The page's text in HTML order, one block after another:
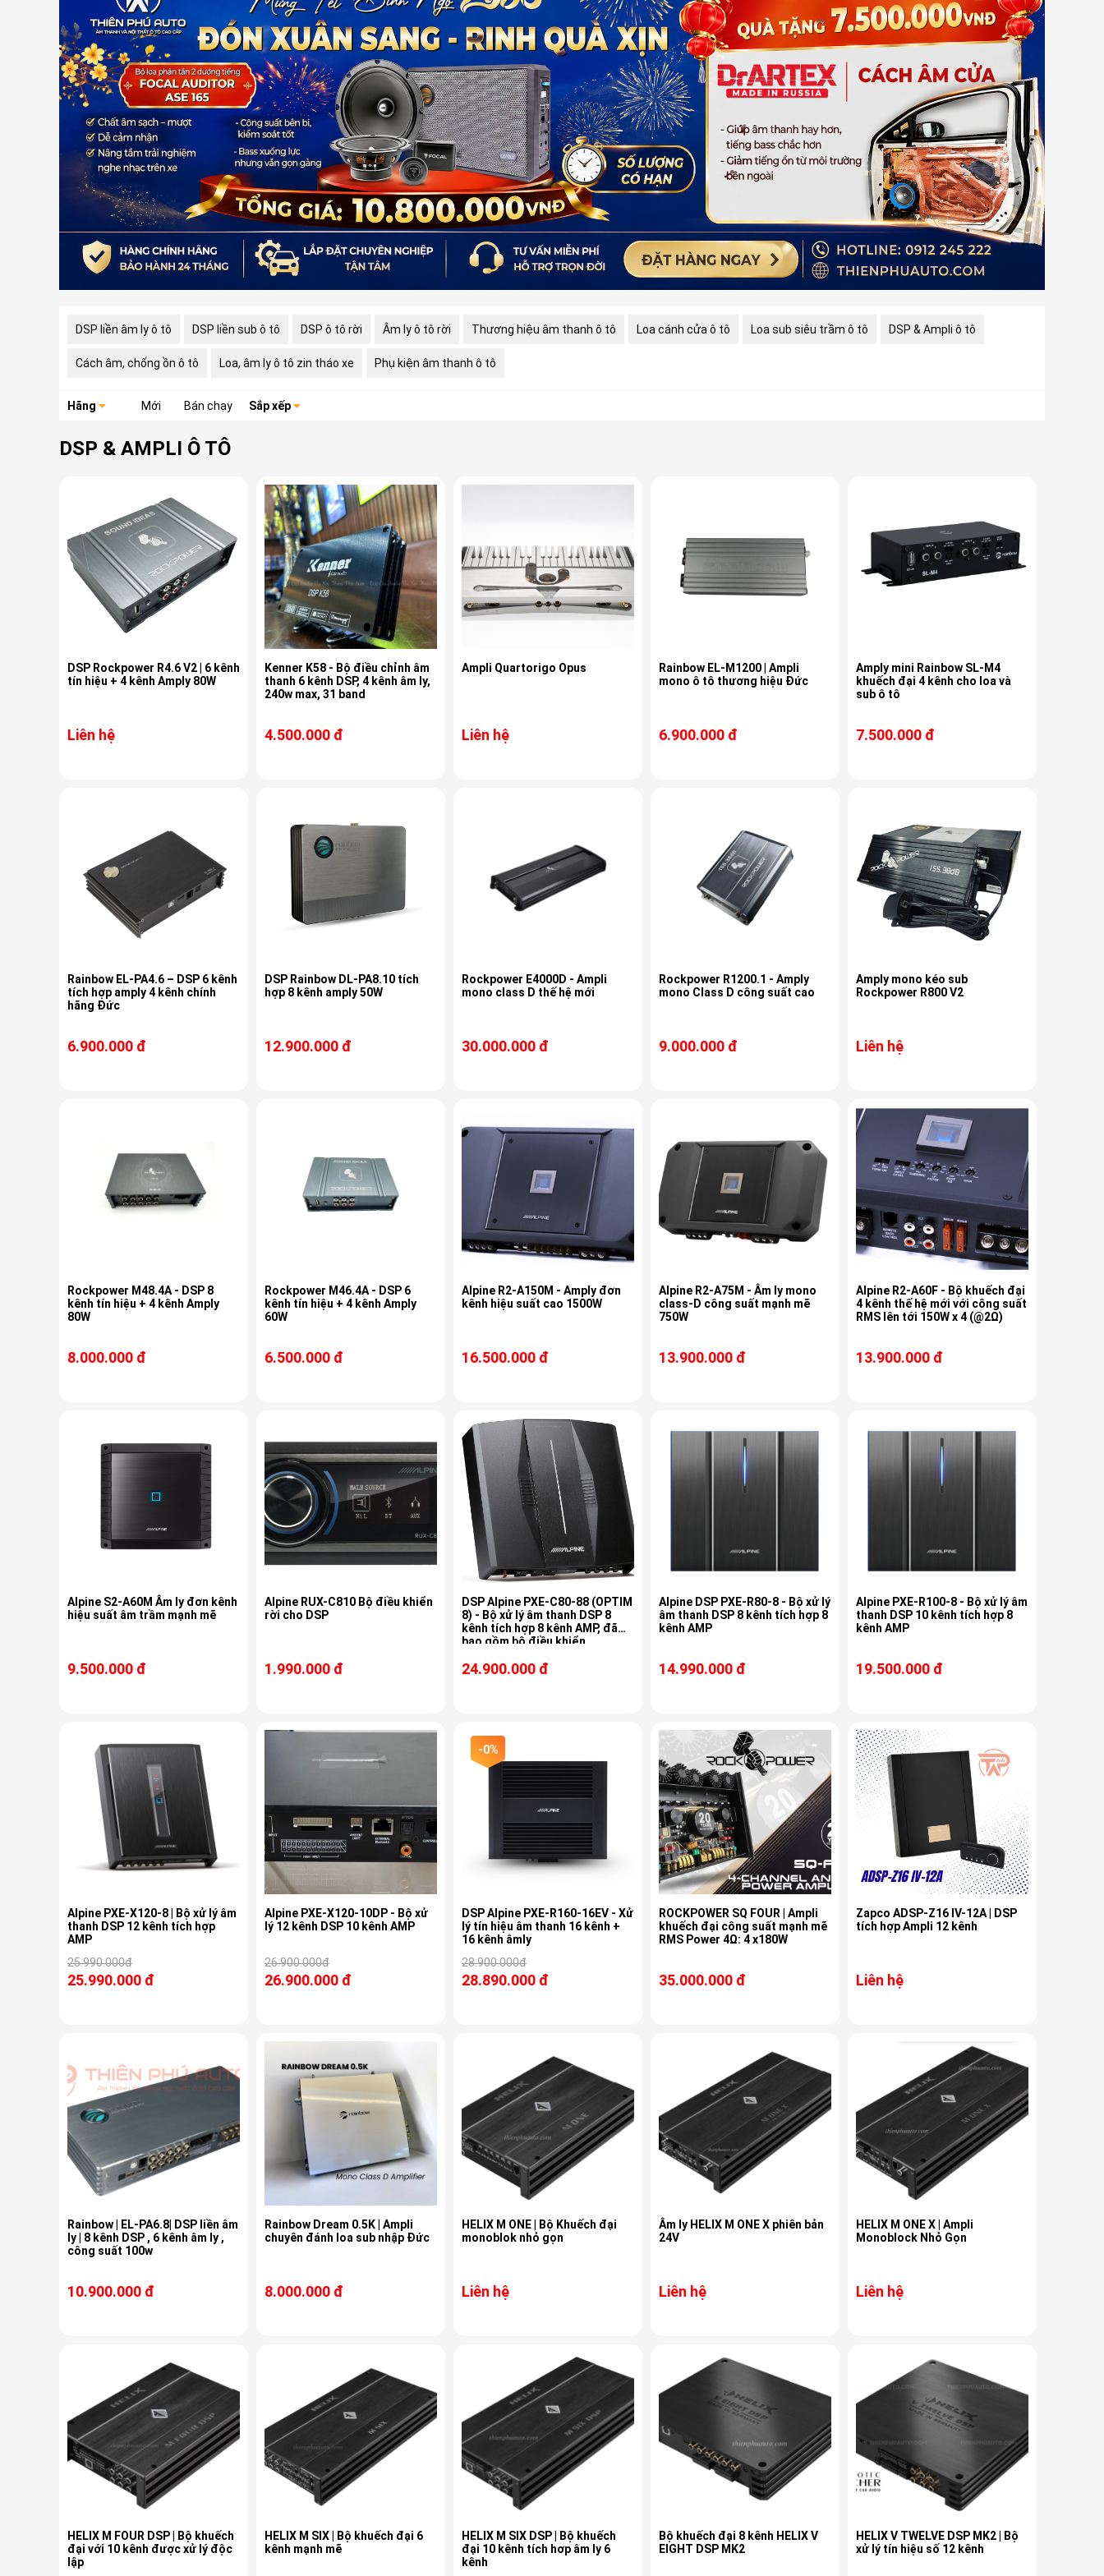
DSP liền âm ly ô tô DSP liền sub ô tô DSP ô tô rời Âm ly ô tô rời Thương hiệu âm thanh ô tô Loa cánh cửa ô tô Loa sub siêu trầm ô tô DSP & Ampli ô tô
Cách âm, chống ồn ô tô Loa, âm ly ô tô zin tháo xe Phụ kiện âm thanh ô tô
Hãng Mới Bán chạy Sắp xếp
DSP & AMPLI Ô TÔ
DSP Rockpower R4.6 V2 | 6 kênh
tín hiệu + 4 kênh Amply 80W
Liên hệ
Kenner K58 - Bộ điều chỉnh âm
thanh 6 kênh DSP, 4 kênh âm ly,
240w max, 31 band
4.500.000 đ
Ampli Quartorigo Opus
Liên hệ
Rainbow EL-M1200 | Ampli
mono ô tô thương hiệu Đức
6.900.000 đ
Amply mini Rainbow SL-M4
khuếch đại 4 kênh cho loa và
sub ô tô
7.500.000 đ
Rainbow EL-PA4.6 – DSP 6 kênh
tích hợp amply 4 kênh chính
hãng Đức
6.900.000 đ
DSP Rainbow DL-PA8.10 tích
hợp 8 kênh amply 50W
12.900.000 đ
Rockpower E4000D - Ampli
mono class D thế hệ mới
30.000.000 đ
Rockpower R1200.1 - Amply
mono Class D công suất cao
9.000.000 đ
Amply mono kéo sub
Rockpower R800 V2
Liên hệ
Rockpower M48.4A - DSP 8
kênh tín hiệu + 4 kênh Amply
80W
8.000.000 đ
Rockpower M46.4A - DSP 6
kênh tín hiệu + 4 kênh Amply
60W
6.500.000 đ
Alpine R2-A150M - Amply đơn
kênh hiệu suất cao 1500W
16.500.000 đ
Alpine R2-A75M - Âm ly mono
class-D công suất mạnh mẽ
750W
13.900.000 đ
Alpine R2-A60F - Bộ khuếch đại
4 kênh thế hệ mới với công suất
RMS lên tới 150W x 4 (@2Ω)
13.900.000 đ
Alpine S2-A60M Âm ly đơn kênh
hiệu suất âm trầm mạnh mẽ
9.500.000 đ
Alpine RUX-C810 Bộ điều khiển
rời cho DSP
1.990.000 đ
DSP Alpine PXE-C80-88 (OPTIM
8) - Bộ xử lý âm thanh DSP 8
kênh tích hợp 8 kênh AMP, đã
bao gồm bộ điều khiển
24.900.000 đ
Alpine DSP PXE-R80-8 - Bộ xử lý
âm thanh DSP 8 kênh tích hợp 8
kênh AMP
14.990.000 đ
Alpine PXE-R100-8 - Bộ xử lý âm
thanh DSP 10 kênh tích hợp 8
kênh AMP
19.500.000 đ
Alpine PXE-X120-8 | Bộ xử lý âm
thanh DSP 12 kênh tích hợp
AMP
25.990.000đ
25.990.000 đ
Alpine PXE-X120-10DP - Bộ xử
lý 12 kênh DSP 10 kênh AMP
26.900.000đ
26.900.000 đ
-0%
DSP Alpine PXE-R160-16EV - Xử
lý tín hiệu âm thanh 16 kênh +
16 kênh âmly
28.900.000đ
28.890.000 đ
ROCKPOWER SQ FOUR | Ampli
khuếch đại công suất mạnh mẽ
RMS Power 4Ω: 4 x180W
35.000.000 đ
Zapco ADSP-Z16 IV-12A | DSP
tích hợp Ampli 12 kênh
Liên hệ
Rainbow | EL-PA6.8| DSP liền âm
ly | 8 kênh DSP , 6 kênh âm ly ,
công suất 100w
10.900.000 đ
Rainbow Dream 0.5K | Ampli
chuyên đánh loa sub nhập Đức
8.000.000 đ
HELIX M ONE | Bộ Khuếch đại
monoblok nhỏ gọn
Liên hệ
Âm ly HELIX M ONE X phiên bản
24V
Liên hệ
HELIX M ONE X | Ampli
Monoblock Nhỏ Gọn
Liên hệ
HELIX M FOUR DSP | Bộ khuếch
đại với 10 kênh được xử lý độc
lập
HELIX M SIX | Bộ khuếch đại 6
kênh mạnh mẽ
HELIX M SIX DSP | Bộ khuếch
đại 10 kênh tích hơp âm ly 6
kênh
Bộ khuếch đại 8 kênh HELIX V
EIGHT DSP MK2
HELIX V TWELVE DSP MK2 | Bộ
xử lý tín hiệu số 12 kênh